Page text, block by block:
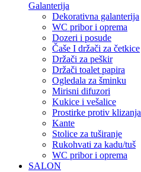
Galanterija
Dekorativna galanterija
WC pribor i oprema
Dozeri i posude
Čaše I držači za četkice
Držači za peškir
Držači toalet papira
Ogledala za šminku
Mirisni difuzori
Kukice i vešalice
Prostirke protiv klizanja
Kante
Stolice za tuširanje
Rukohvati za kadu/tuš
WC pribor i oprema
SALON